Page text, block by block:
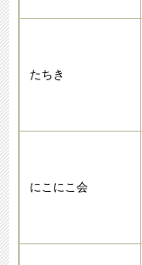
たちき
にこにこ会